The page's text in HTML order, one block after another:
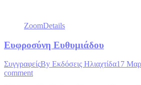
ZoomDetails
Ευφροσύνη Ευθυμιάδου
ΣυγγραφείςBy Εκδόσεις Ηλιαχτίδα17
comment